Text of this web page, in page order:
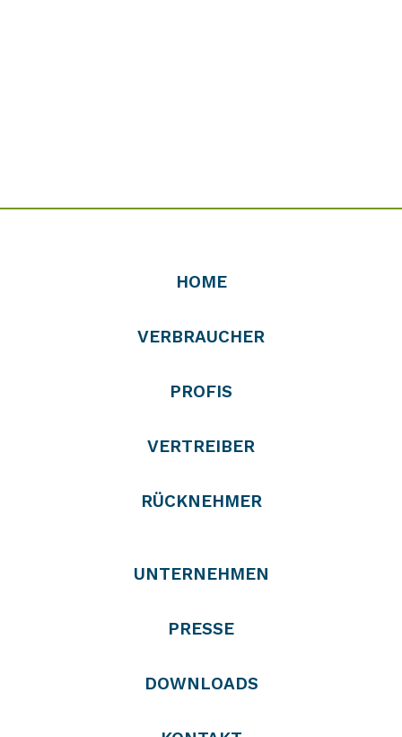
HOME
VERBRAUCHER
PROFIS
VERTREIBER
RÜCKNEHMER
UNTERNEHMEN
PRESSE
DOWNLOADS